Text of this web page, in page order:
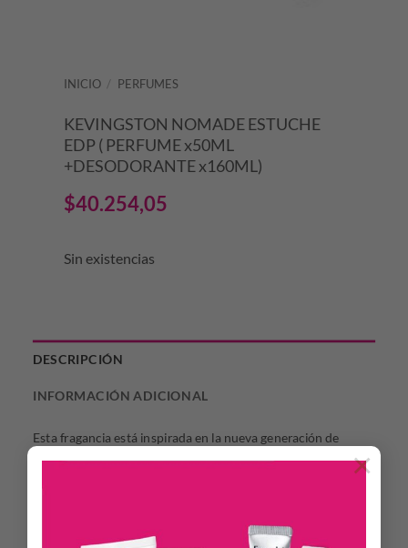
×
INICIO / PERFUMES
KEVINGSTON NOMADE ESTUCHE
EDP ( PERFUME x50ML
+DESODORANTE x160ML)
$40.254,05
Sin existencias
DESCRIPCIÓN
INFORMACIÓN ADICIONAL
Esta fragancia está inspirada en la nueva generación de
jóvenes nómades digitales; expresión de la libertad y la
aventura que caracterizan a estos jóvenes que han logrado
cualquier país del mundo.